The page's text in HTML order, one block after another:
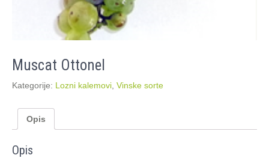
Muscat Ottonel
Kategorije: Lozni kalemovi Vinske sorte
Opis
Opis